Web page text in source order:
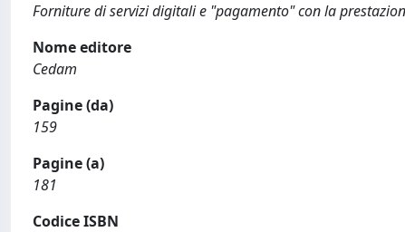
Forniture di servizi digitali e "pagamento" con la
Nome editore
Cedam
Pagine (da)
159
Pagine (a)
181
Codice ISBN